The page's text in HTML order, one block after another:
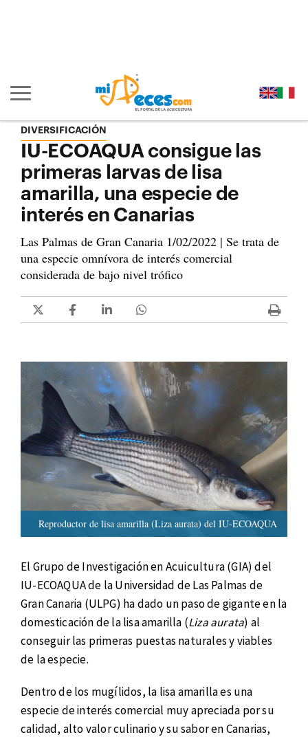
Mostrar/ocultar navegación principal
DIVERSIFICACIÓN
IU-ECOAQUA consigue las
primeras larvas de lisa
amarilla, una especie de
interés en Canarias
Las Palmas de Gran Canaria 1/02/2022 | Se trata de
una especie omnívora de interés comercial
considerada de bajo nivel trófico
Reproductor de lisa amarilla (Liza aurata) del IU-ECOAQUA
El Grupo de Investigación en Acuicultura (GIA) del
IU-ECOAQUA de la Universidad de Las Palmas de
Gran Canaria (ULPG) ha dado un paso de gigante en la
domesticación de la lisa amarilla (Liza aurata) al
conseguir las primeras puestas naturales y viables
de la especie.
Dentro de los mugílidos, la lisa amarilla es una
especie de interés comercial muy apreciada por su
calidad, alto valor culinario y su sabor en Canarias,